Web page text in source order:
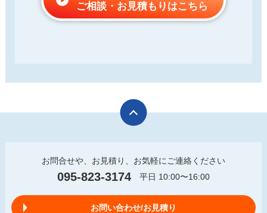
ご相談・お見積もりはこちら
お問合せや、お見積り、お気軽にご連絡ください
095-823-3174 平日 10:00〜16:00
お問い合わせ/お見積り